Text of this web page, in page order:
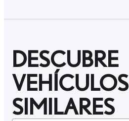
DESCUBRE
VEHÍCULOS
SIMILARES